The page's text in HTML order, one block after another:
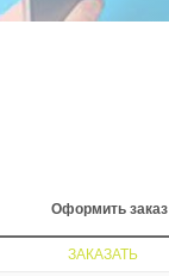
Оформить заказ
ЗАКАЗАТЬ